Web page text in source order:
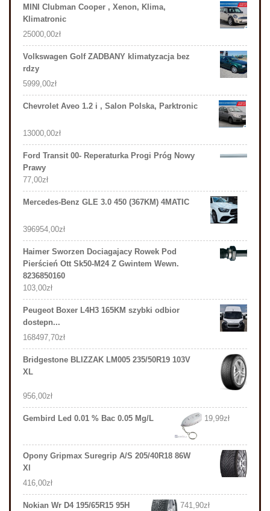
MINI Clubman Cooper , Xenon, Klima,
Klimatronic
25000,00zł
Volkswagen Golf ZADBANY klimatyzacja bez
rdzy
5999,00zł
Chevrolet Aveo 1.2 i , Salon Polska, Parktronic
13000,00zł
Ford Transit 00- Reperaturka Progi Próg Nowy
Prawy
77,00zł
Mercedes-Benz GLE 3.0 450 (367KM) 4MATIC
396954,00zł
Haimer Sworzen Dociagajacy Rowek Pod
Pierścień Ott Sk50-M24 Z Gwintem Wewn.
8236850160
103,00zł
Peugeot Boxer L4H3 165KM szybki odbior
dostepn...
168497,70zł
Bridgestone BLIZZAK LM005 235/50R19 103V
XL
956,00zł
Gembird Led 0.01 % Bac 0.05 Mg/L 19,99zł
Opony Gripmax Suregrip A/S 205/40R18 86W
Xl
416,00zł
Nokian Wr D4 195/65R15 95H 741,90zł